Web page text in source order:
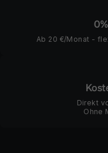
Ab 20 €/Monat -
Direkt
Ohne